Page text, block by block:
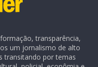
transparência,
um jornalismo de alto
transitando por temas